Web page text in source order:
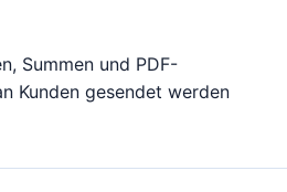
Summen und PDF-
Kunden gesendet werden